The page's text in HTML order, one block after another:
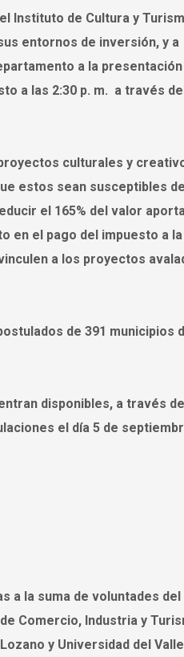
Instituto de Cultura y
entornos de inversión, y a
a la presentación
a las 2:30 p. m. a través
culturales y
estos sean susceptibles
el 165% del valor
en el pago del impuesto a
a los proyectos
de 391 municipios
disponibles, a través
el día 5 de
a la suma de voluntades
Comercio, Industria y
y Universidad del